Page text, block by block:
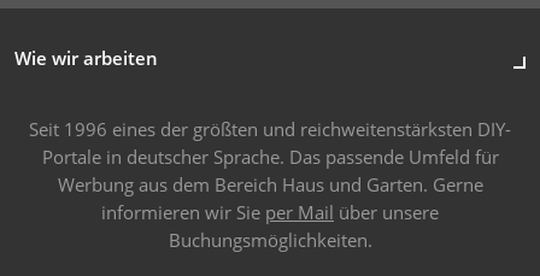
Wie wir arbeiten
Seit 1996 eines der größten und reichweitenstärksten DIY-
Portale in deutscher Sprache. Das passende Umfeld für
Werbung aus dem Bereich Haus und Garten. Gerne
informieren wir Sie per Mail über unsere
Buchungsmöglichkeiten.